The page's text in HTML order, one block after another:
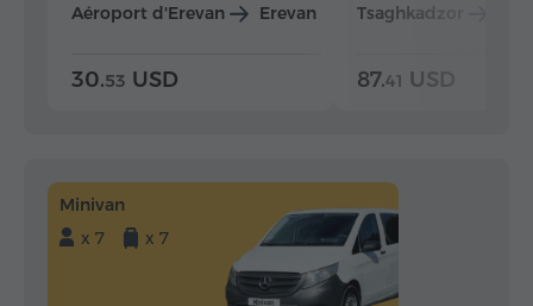
Aéroport d'Erevan Erevan
30.53 USD
Tsaghkadzor
87.41 USD
Minivan
x 7
x 7